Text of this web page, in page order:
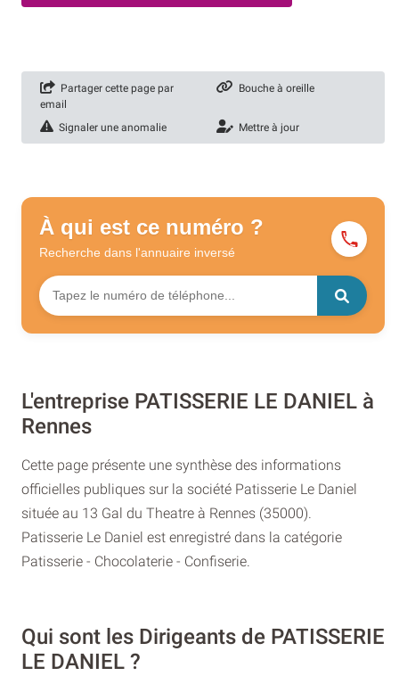
Partager cette page par
email
Bouche à oreille
Signaler une anomalie Mettre à jour
À qui est ce numéro ?
Recherche dans l'annuaire inversé
L'entreprise PATISSERIE LE DANIEL à
Rennes
Cette page présente une synthèse des informations
officielles publiques sur la société Patisserie Le Daniel
située au 13 Gal du Theatre à Rennes (35000).
Patisserie Le Daniel est enregistré dans la catégorie
Patisserie - Chocolaterie - Confiserie.
Qui sont les Dirigeants de PATISSERIE
LE DANIEL ?